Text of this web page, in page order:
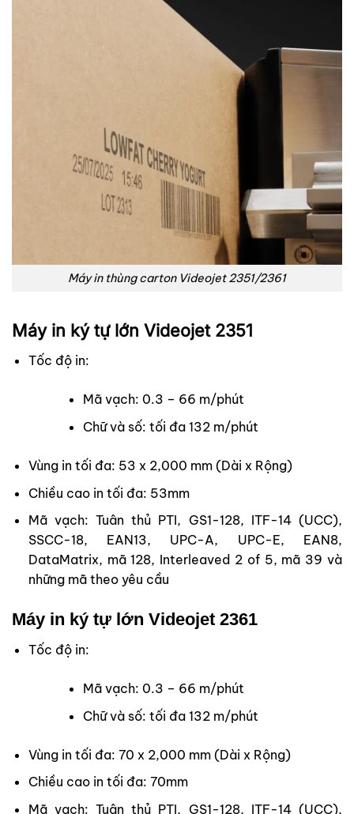
Máy in thùng carton Videojet 2351/2361
Máy in ký tự lớn Videojet 2351
Tốc độ in:
Mã vạch: 0.3 – 66 m/phút
Chữ và số: tối đa 132 m/phút
Vùng in tối đa: 53 x 2,000 mm (Dài x Rộng)
Chiều cao in tối đa: 53mm
Mã vạch: Tuân thủ PTI, GS1-128, ITF-14 (UCC),
SSCC-18, EAN13, UPC-A, UPC-E, EAN8,
DataMatrix, mã 128, Interleaved 2 of 5, mã 39 và
những mã theo yêu cầu
Máy in ký tự lớn Videojet 2361
Tốc độ in:
Mã vạch: 0.3 – 66 m/phút
Chữ và số: tối đa 132 m/phút
Vùng in tối đa: 70 x 2,000 mm (Dài x Rộng)
Chiều cao in tối đa: 70mm
Mã vạch: Tuân thủ PTI, GS1-128, ITF-14 (UCC),